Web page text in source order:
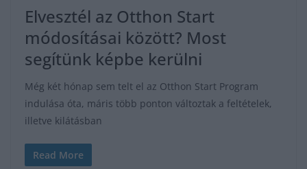
Elvesztél az Otthon Start
módosításai között? Most
segítünk képbe kerülni
Még két hónap sem telt el az Otthon Start Program
indulása óta, máris több ponton változtak a feltételek,
illetve kilátásban
Read More